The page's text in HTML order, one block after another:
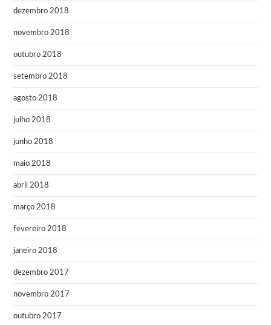
dezembro 2018
novembro 2018
outubro 2018
setembro 2018
agosto 2018
julho 2018
junho 2018
maio 2018
abril 2018
março 2018
fevereiro 2018
janeiro 2018
dezembro 2017
novembro 2017
outubro 2017